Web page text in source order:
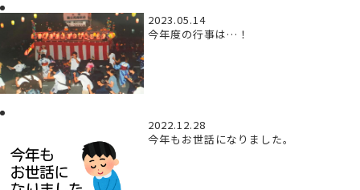
2023.05.14
今年度の行事は…！
2022.12.28
今年もお世話になりました。